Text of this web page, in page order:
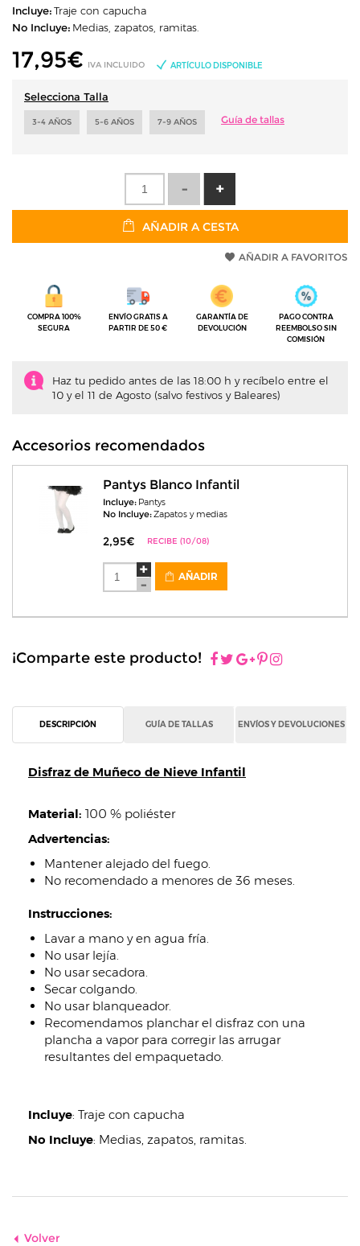
Incluye:Traje con capucha
No Incluye: Medias, zapatos, ramitas.
17,95€ IVA INCLUIDO ARTÍCULO DISPONIBLE
Selecciona Talla
3-4 AÑOS 5-6 AÑOS 7-9 AÑOS Guía de tallas
AÑADIR A CESTA
AÑADIR A FAVORITOS
COMPRA 100%
SEGURA
ENVÍO GRATIS A
PARTIR DE 50 €
GARANTÍA DE
DEVOLUCIÓN
PAGO CONTRA
REEMBOLSO SIN
COMISIÓN
Haz tu pedido antes de las 18:00 h y recíbelo entre el
10 y el 11 de Agosto (salvo festivos y Baleares)
Accesorios recomendados
Pantys Blanco Infantil
Incluye: Pantys
No Incluye:Zapatos y medias
2,95€ RECIBE (10/08)
AÑADIR
¡Comparte este producto!
DESCRIPCIÓN GUÍA DE TALLAS ENVÍOS Y DEVOLUCIONES
Disfraz de Muñeco de Nieve Infantil
Material: 100 % poliéster
Advertencias:
Mantener alejado del fuego.
No recomendado a menores de 36 meses.
Instrucciones:
Lavar a mano y en agua fría.
No usar lejía.
No usar secadora.
Secar colgando.
No usar blanqueador.
Recomendamos planchar el disfraz con una
plancha a vapor para corregir las arrugar
resultantes del empaquetado.
Incluye: Traje con capucha
No Incluye: Medias, zapatos, ramitas.
Volver